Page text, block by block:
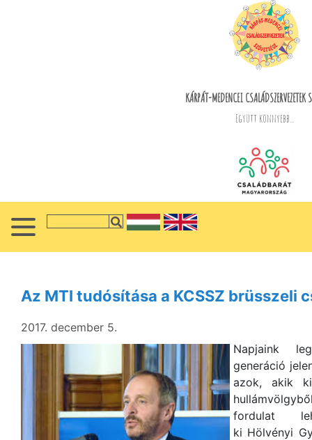
KÁRPÁT-MEDENCEI CSALÁDSZERVEZETEK
Együtt könnyebb...
Az MTI tudósítása a KCSSZ brüsszeli
2017. december 5.
Napjaink
generáció
azok, akik
fordulat
ki Hölvényi